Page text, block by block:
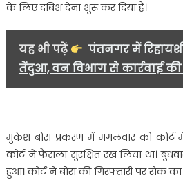
के लिए दबिश देना शुरू कर दिया है।
यह भी पढ़ें
पंतनगर में
तेंदुआ, वन विभाग से कार्रवाई
मुकेश बोरा प्रकरण में मंगलवार को कोर्ट
कोर्ट ने फैसला सुरक्षित रख लिया था।
हुआ। कोर्ट ने बोरा की गिरफ्तारी पर रोक